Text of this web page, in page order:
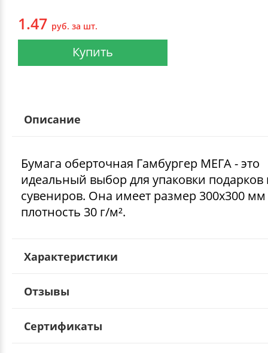
1.47 руб. за шт.
Купить
Описание
Бумага оберточная Гамбургер МЕГА - это
идеальный выбор для упаковки подарков
сувениров. Она имеет размер 300х300
плотность 30 г/м².
Характеристики
Отзывы
Сертификаты